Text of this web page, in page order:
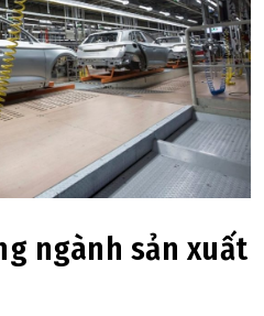
ngành sản xuất